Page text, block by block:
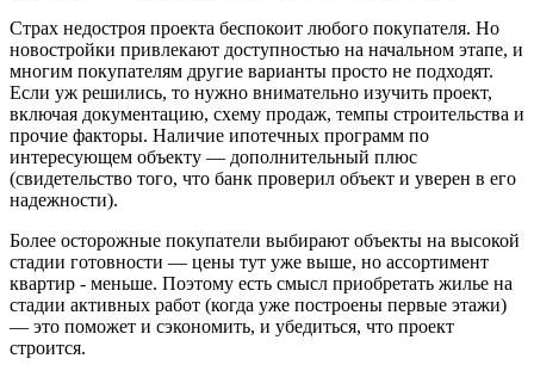
Страх недостроя проекта беспокоит любого покупателя. Но
новостройки привлекают доступностью на начальном этапе, и
многим покупателям другие варианты просто не подходят.
Если уж решились, то нужно внимательно изучить проект,
включая документацию, схему продаж, темпы строительства и
прочие факторы. Наличие ипотечных программ по
интересующем объекту — дополнительный плюс
(свидетельство того, что банк проверил объект и уверен в его
надежности).
Более осторожные покупатели выбирают объекты на высокой
стадии готовности — цены тут уже выше, но ассортимент
квартир - меньше. Поэтому есть смысл приобретать жилье на
стадии активных работ (когда уже построены первые этажи)
— это поможет и сэкономить, и убедиться, что проект
строится.